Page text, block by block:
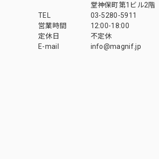
堂神保町第1ビル2階
TEL
03-5280-5911
営業時間
12:00-18:00
定休日
不定休
E-mail
info@magnif.jp